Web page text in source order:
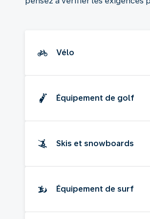
Vélo
Équipement de golf
Skis et snowboards
Équipement de surf